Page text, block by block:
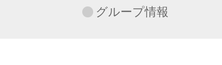
グループ情報